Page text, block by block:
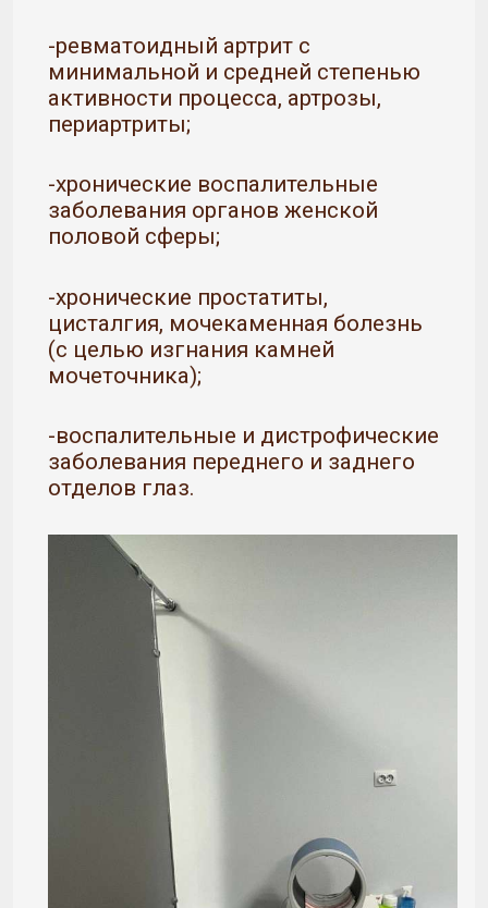
-ревматоидный артрит с
минимальной и средней степенью
активности процесса, артрозы,
периартриты;
-хронические воспалительные
заболевания органов женской
половой сферы;
-хронические простатиты,
цисталгия, мочекаменная болезнь
(с целью изгнания камней
мочеточника);
-воспалительные и дистрофические
заболевания переднего и заднего
отделов глаз.